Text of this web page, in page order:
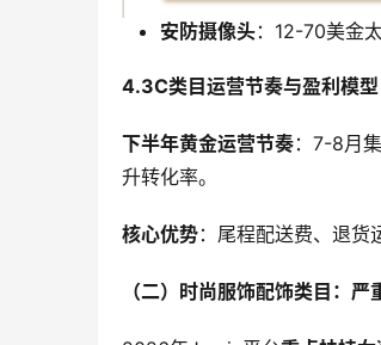
安防摄像头：12-70美金
4.3C类目运营节奏与盈利模型
下半年黄金运营节奏：7-8月
升转化率。
核心优势：尾程配送费、退货
（二）时尚服饰配饰类目：